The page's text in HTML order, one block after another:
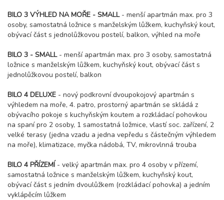
BILO 3 VÝHLED NA MOŘE - SMALL- menší apartmán max. pro 3
osoby, samostatná ložnice s manželským lůžkem, kuchyňský kout,
obývací část s jednolůžkovou postelí, balkon, výhled na moře
BILO 3 - SMALL- menší apartmán max. pro 3 osoby, samostatná
ložnice s manželským lůžkem, kuchyňský kout, obývací část s
jednolůžkovou postelí, balkon
BILO 4 DELUXE - nový podkrovní dvoupokojový apartmán s
výhledem na moře, 4. patro, prostorný apartmán se skládá z
obývacího pokoje s kuchyňským koutem a rozkládací pohovkou
na spaní pro 2 osoby, 1 samostatná ložmice, vlastí soc. zařízení, 2
velké terasy (jedna vzadu a jedna vepředu s částečným výhledem
na moře), klimatizace, myčka nádobá, TV, mikrovlnná trouba
BILO 4 PŘÍZEMÍ - velký apartmán max. pro 4 osoby v přízemí,
samostatná ložnice s manželským lůžkem, kuchyňský kout,
obývací část s jedním dvoulůžkem (rozkládací pohovka) a jedním
vyklápěcím lůžkem